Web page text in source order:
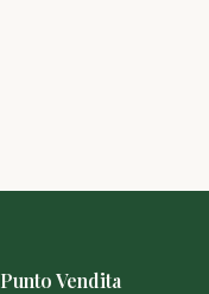
Punto Vendita